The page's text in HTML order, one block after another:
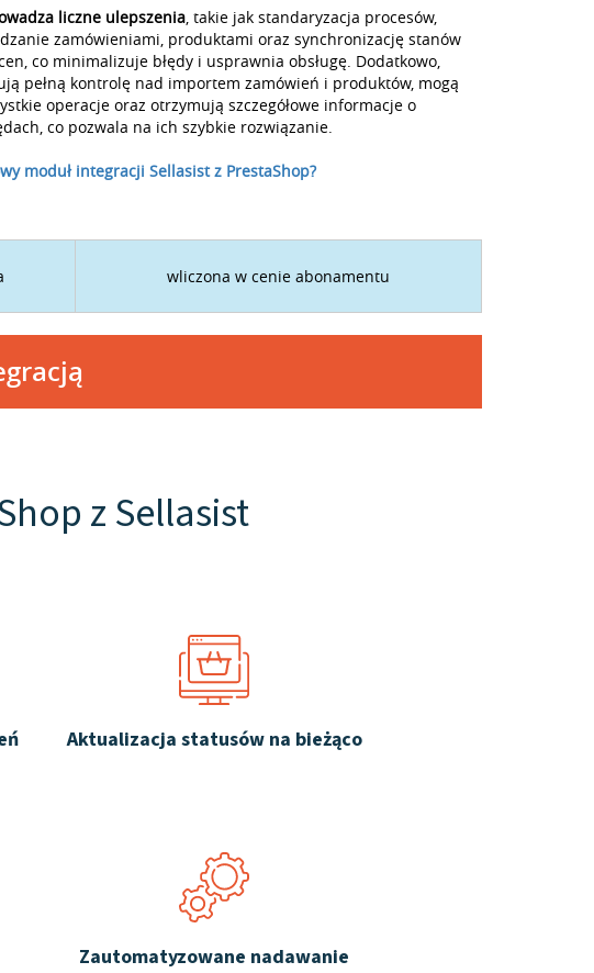
liczne ulepszenia, takie jak standaryzacja procesów,
zamówieniami, produktami oraz synchronizację stanów
co minimalizuje błędy i usprawnia obsługę. Dodatkowo,
pełną kontrolę nad importem zamówień i produktów, mogą
operacje oraz otrzymują szczegółowe informacje o
co pozwala na ich szybkie rozwiązanie.
moduł integracji Sellasist z PrestaShop?
wliczona w cenie abonamentu
z Sellasist
Aktualizacja statusów na bieżąco
Zautomatyzowane nadawanie